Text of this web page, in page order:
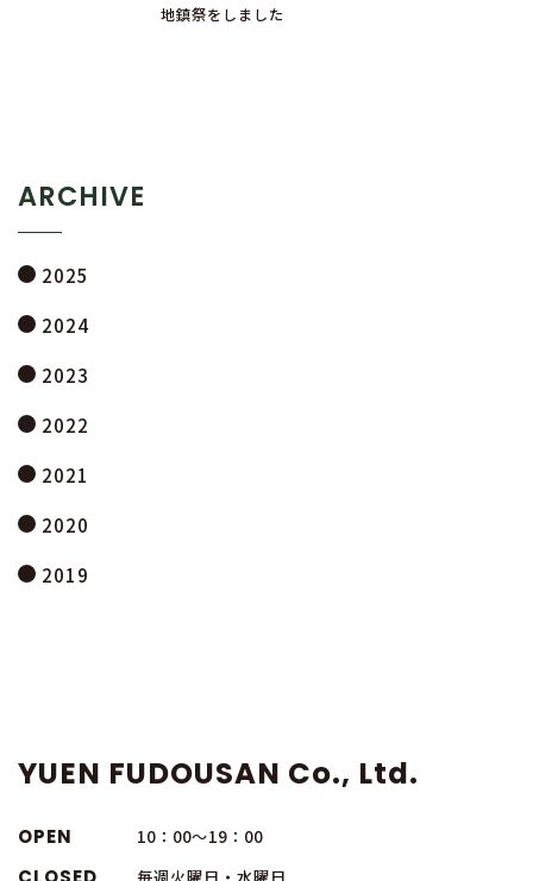
地鎮祭をしました
ARCHIVE
2025
2024
2023
2022
2021
2020
2019
YUEN FUDOUSAN Co., Ltd.
OPEN 10：00～19：00
毎週火曜日・水曜日